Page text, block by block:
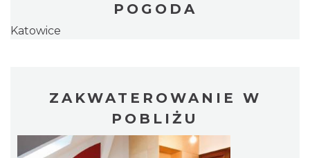
POGODA
Katowice
ZAKWATEROWANIE W
POBLIŻU